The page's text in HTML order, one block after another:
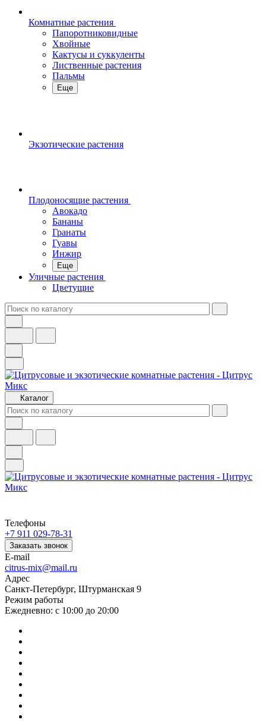
Комнатные растения
Папоротниковидные
Хвойные
Кактусы и суккуленты
Лиственные растения
Пальмы
Еще
Экзотические растения
Плодоносящие растения
Авокадо
Бананы
Гранаты
Гуавы
Инжир
Еще
Уличные растения
Цветущие
Каталог
Телефоны
+7 911 029-78-31
Заказать звонок
E-mail
citrus-mix@mail.ru
Адрес
Санкт-Петербург, Штурманская 9
Режим работы
Ежедневно: с 10:00 до 20:00